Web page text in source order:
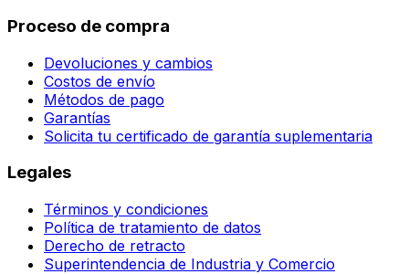
Proceso de compra
Devoluciones y cambios
Costos de envío
Métodos de pago
Garantías
Solicita tu certificado de garantía suplementaria
Legales
Términos y condiciones
Política de tratamiento de datos
Derecho de retracto
Superintendencia de Industria y Comercio